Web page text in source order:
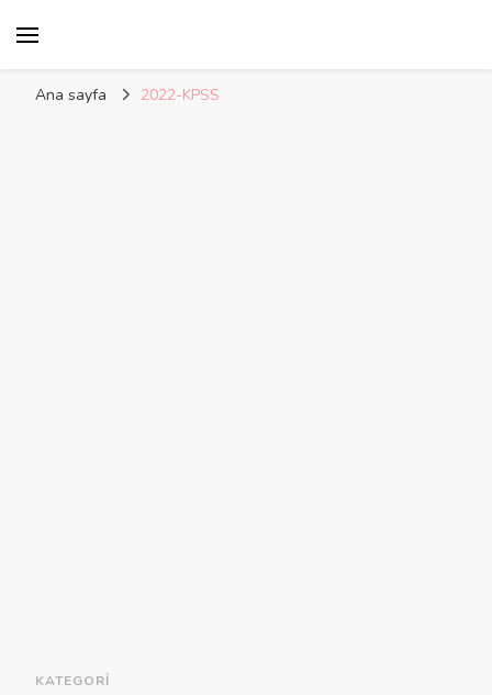
Ana sayfa 2022-KPSS
KATEGORI